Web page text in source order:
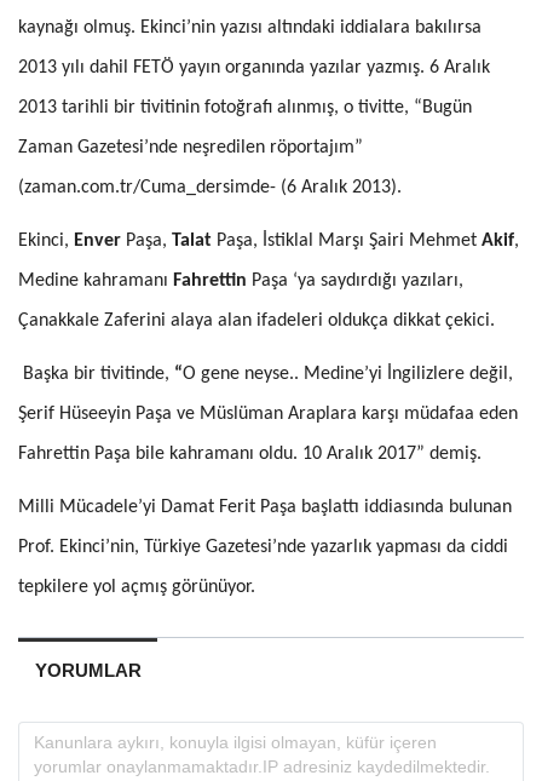
kaynağı olmuş. Ekinci’nin yazısı altındaki iddialara bakılırsa
2013 yılı dahil FETÖ yayın organında yazılar yazmış. 6 Aralık
2013 tarihli bir tivitinin fotoğrafı alınmış, o tivitte, “Bugün
Zaman Gazetesi’nde neşredilen röportajım”
(zaman.com.tr/Cuma_dersimde- (6 Aralık 2013).
Ekinci, Enver Paşa, Talat Paşa, İstiklal Marşı Şairi Mehmet Akif,
Medine kahramanı Fahrettin Paşa ‘ya saydırdığı yazıları,
Çanakkale Zaferini alaya alan ifadeleri oldukça dikkat çekici.
Başka bir tivitinde, “O gene neyse.. Medine’yi İngilizlere değil,
Şerif Hüseeyin Paşa ve Müslüman Araplara karşı müdafaa eden
Fahrettin Paşa bile kahramanı oldu. 10 Aralık 2017” demiş.
Milli Mücadele’yi Damat Ferit Paşa başlattı iddiasında bulunan
Prof. Ekinci’nin, Türkiye Gazetesi’nde yazarlık yapması da ciddi
tepkilere yol açmış görünüyor.
YORUMLAR